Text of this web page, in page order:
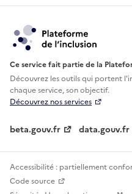
Ce service fait partie de la
Découvrez les outils qui portent
chaque service, son objectif.
Découvrez nos services
beta.gouv.fr data.gouv.fr
Accessibilité : partiellement
Code source